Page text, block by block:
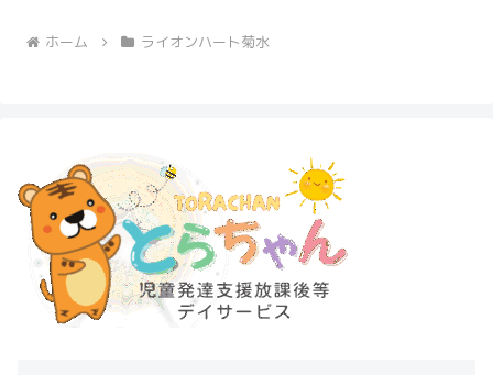
ホーム ライオンハート菊水